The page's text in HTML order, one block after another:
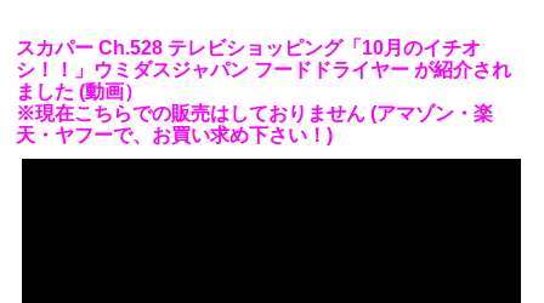
スカパー Ch.528 テレビショッピング「10月のイチオ
シ！！」ウミダスジャパン フードドライヤー が紹介され
ました (動画）
※現在こちらでの販売はしておりません (アマゾン・楽
天・ヤフーで、お買い求め下さい！)